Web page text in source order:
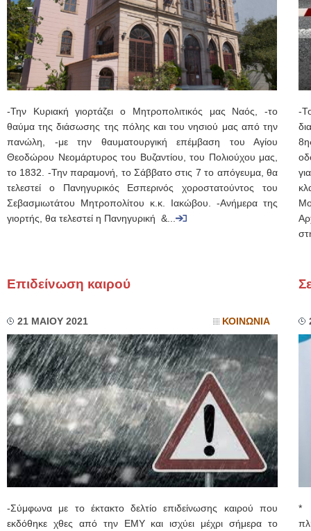
-Την Κυριακή γιορτάζει ο Μητροπολιτικός μας Ναός, -το
θαύμα της διάσωσης της πόλης και του νησιού μας από την
πανώλη, -με την θαυματουργική επέμβαση του Αγίου
Θεοδώρου Νεομάρτυρος του Βυζαντίου, του Πολιούχου μας,
το 1832. -Την παραμονή, το Σάββατο στις 7 το απόγευμα, θα
τελεστεί ο Πανηγυρικός Εσπερινός χοροστατούντος του
Σεβασμιωτάτου Μητροπολίτου κ.κ. Ιακώβου. -Ανήμερα της
γιορτής, θα τελεστεί η Πανηγυρική &...
-
Επιδείνωση καιρού
21 ΜΑΙΟΥ 2021 ΚΟΙΝΩΝΙΑ
-Σύμφωνα με το έκτακτο δελτίο επιδείνωσης καιρού που
εκδόθηκε χθες από την ΕΜΥ και ισχύει μέχρι σήμερα το
*